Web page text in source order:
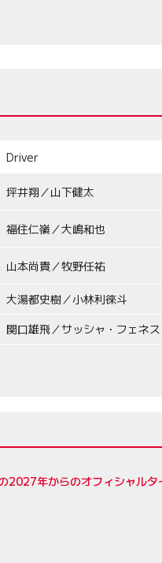
Driver
坪井翔／山下健太
福住仁嶺／大嶋和也
山本尚貴／牧野任祐
大湯都史樹／小林利徠斗
関口雄飛／サッシャ・フェネ
2027年からのオフィシャル